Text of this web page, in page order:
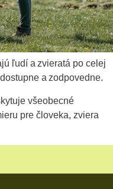
ľudí a zvieratá po celej
a zodpovedne.
všeobecné
pre človeka, zviera